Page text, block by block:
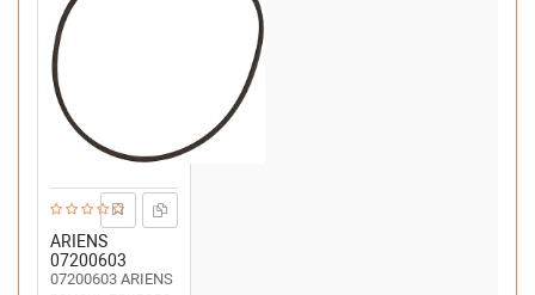
ARIENS
07200603
07200603 ARIENS